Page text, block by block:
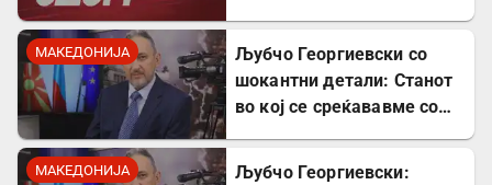
МАКЕДОНИЈА
Љубчо Георгиевски со
шокантни детали: Станот
во кој се среќававме со
МАКЕДОНИЈА
Љубчо Георгиевски: